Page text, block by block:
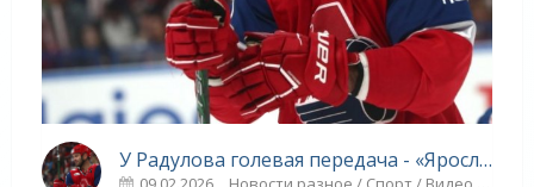
У Радулова голевая передача - «Ярославский спорт»